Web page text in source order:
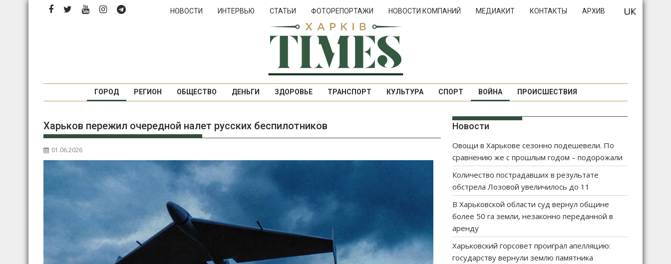
НОВОСТИ ИНТЕРВЬЮ СТАТЬИ ФОТОРЕПОРТАЖИ НОВОСТИ КОМПАНИЙ МЕДИАКИТ КОНТАКТЫ АРХИВ
ГОРОД РЕГИОН ОБЩЕСТВО ДЕНЬГИ ЗДОРОВЬЕ ТРАНСПОРТ КУЛЬТУРА СПОРТ ВОЙНА ПРОИСШЕСТВИЯ
Харьков пережил очередной налет русских беспилотников
01.06.2026
Новости
Овощи в Харькове сезонно подешевели. По
сравнению же с прошлым годом – подорожали
Количество пострадавших в результате
обстрела Лозовой увеличилось до 11
В Харьковской области суд вернул общине
более 50 га земли, незаконно переданной в
аренду
Харьковский горсовет проиграл апелляцию:
государству вернули землю памятника